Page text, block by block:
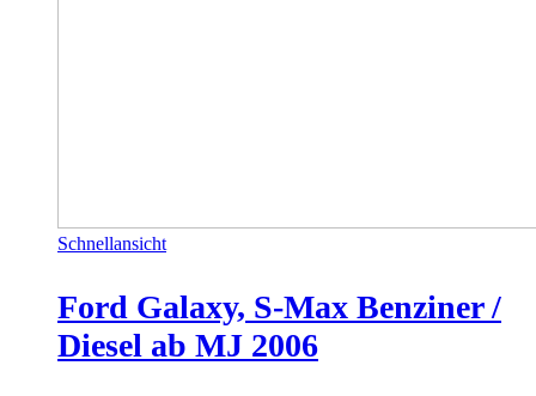
Schnellansicht
Ford Galaxy, S-Max Benziner /
Diesel ab MJ 2006